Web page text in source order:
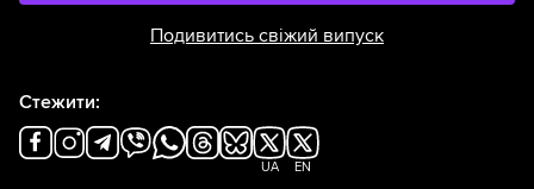
Подивитись свіжий випуск
Стежити:
UA EN